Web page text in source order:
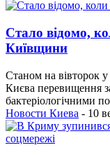
Стало відомо,
Київщини
Станом на вівторок
Києва перевищення
бактеріологічними
Новости Киева - 10